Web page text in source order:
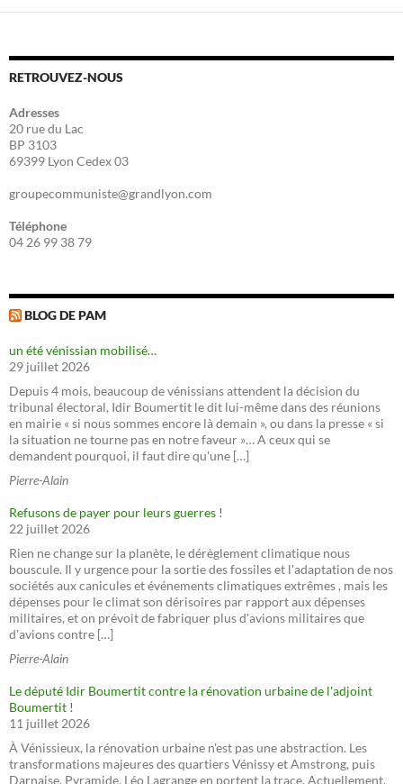
RETROUVEZ-NOUS
Adresses
20 rue du Lac
BP 3103
69399 Lyon Cedex 03
groupecommuniste@grandlyon.com
Téléphone
04 26 99 38 79
BLOG DE PAM
un été vénissian mobilisé…
29 juillet 2026
Depuis 4 mois, beaucoup de vénissians attendent la décision du
tribunal électoral, Idir Boumertit le dit lui-même dans des réunions
en mairie « si nous sommes encore là demain », ou dans la presse « si
la situation ne tourne pas en notre faveur »… A ceux qui se
demandent pourquoi, il faut dire qu'une […]
Pierre-Alain
Refusons de payer pour leurs guerres !
22 juillet 2026
Rien ne change sur la planète, le dérèglement climatique nous
bouscule. Il y urgence pour la sortie des fossiles et l'adaptation de nos
sociétés aux canicules et événements climatiques extrêmes , mais les
dépenses pour le climat son dérisoires par rapport aux dépenses
militaires, et on prévoit de fabriquer plus d'avions militaires que
d'avions contre […]
Pierre-Alain
Le député Idir Boumertit contre la rénovation urbaine de l'adjoint
Boumertit !
11 juillet 2026
À Vénissieux, la rénovation urbaine n'est pas une abstraction. Les
transformations majeures des quartiers Vénissy et Amstrong, puis
Darnaise, Pyramide, Léo Lagrange en portent la trace. Actuellement,